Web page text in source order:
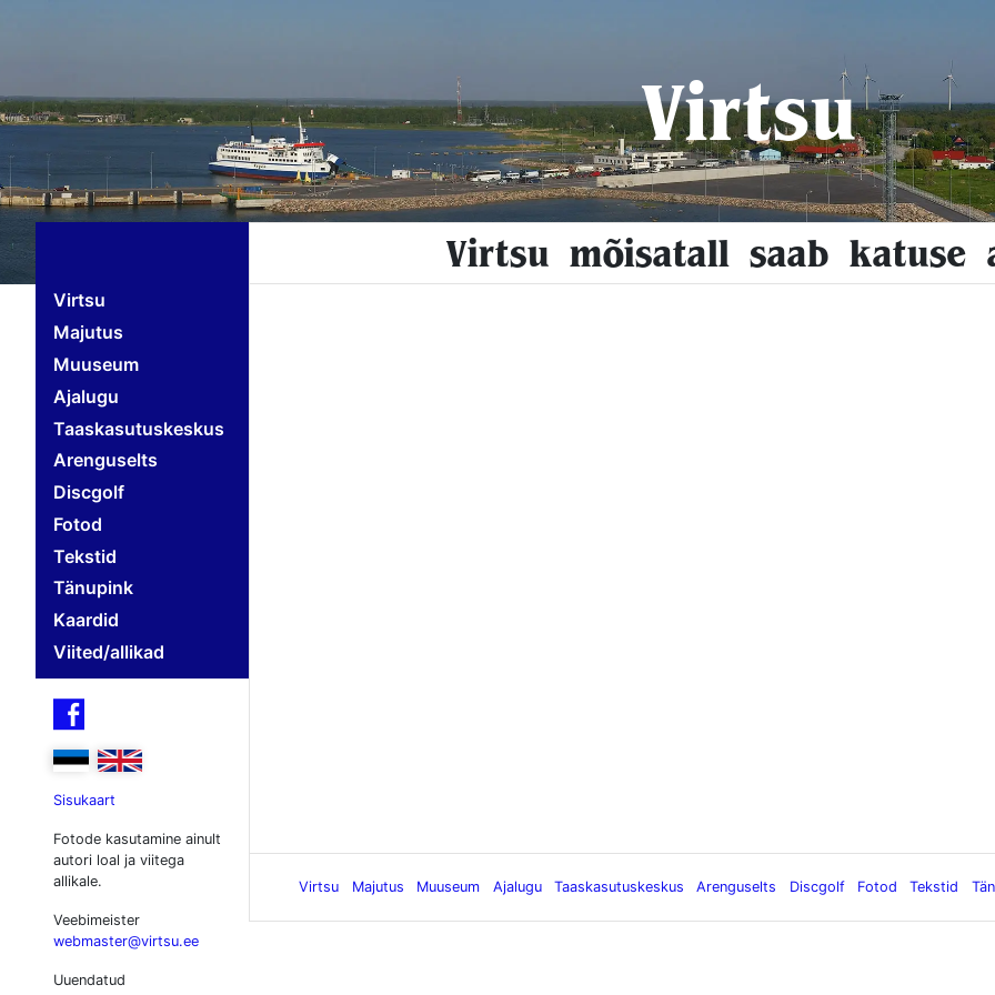
Virtsu
Virtsu
Majutus
Muuseum
Ajalugu
Taaskasutuskeskus
Arenguselts
Discgolf
Fotod
Tekstid
Tänupink
Kaardid
Viited/allikad

Sisukaart
Fotode kasutamine ainult
autori loal ja viitega
allikale.
Veebimeister
webmaster@virtsu.ee
Uuendatud
Virtsu mõisatall saab katuse
Virtsu Majutus Muuseum Ajalugu Taaskasutuskeskus Arenguselts Discgolf Fotod Tekstid